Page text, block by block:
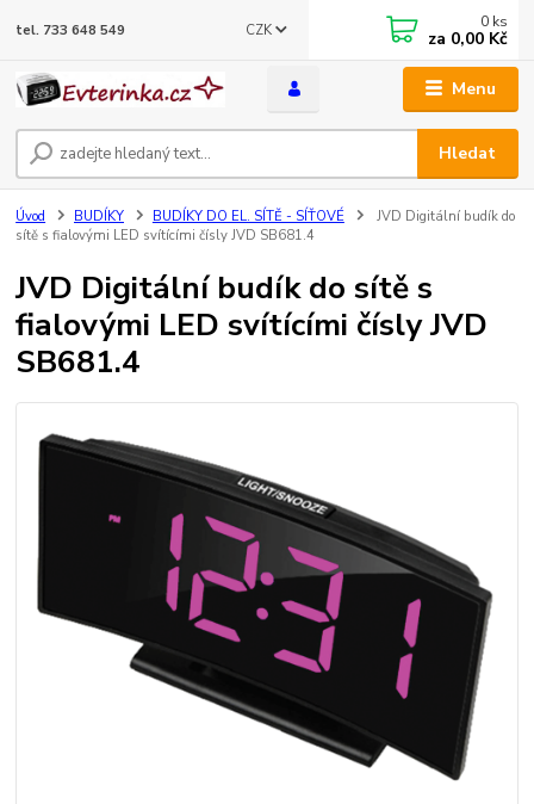
Menu
CZK
Hledat
tel. 733 648 549 0 ks
za 0,00 Kč
Úvod BUDÍKY BUDÍKY DO EL. SÍTĚ - SÍŤOVÉ
JVD Digitální budík do
sítě s fialovými LED svítícími čísly JVD SB681.4
JVD Digitální budík do sítě s
fialovými LED svítícími čísly JVD
SB681.4